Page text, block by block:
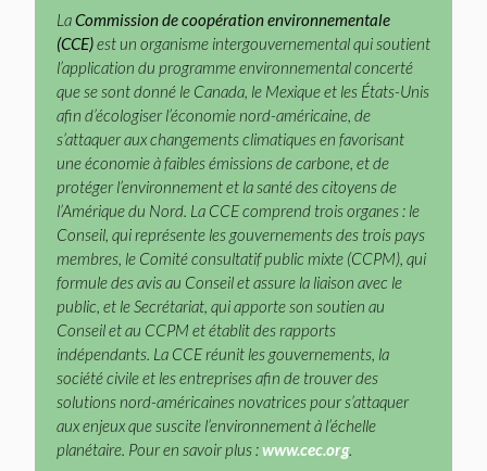
LaCommission de coopération environnementale
(CCE)est un organisme intergouvernemental qui soutient
l’application du programme environnemental concerté
que se sont donné le Canada, le Mexique et les États-Unis
afin d’écologiser l’économie nord-américaine, de
s’attaquer aux changements climatiques en favorisant
une économie à faibles émissions de carbone, et de
protéger l’environnement et la santé des citoyens de
l’Amérique du Nord. La CCE comprend trois organes : le
Conseil, qui représente les gouvernements des trois pays
membres, le Comité consultatif public mixte (CCPM), qui
formule des avis au Conseil et assure la liaison avec le
public, et le Secrétariat, qui apporte son soutien au
Conseil et au CCPM et établit des rapports
indépendants. La CCE réunit les gouvernements, la
société civile et les entreprises afin de trouver des
solutions nord-américaines novatrices pour s’attaquer
aux enjeux que suscite l’environnement à l’échelle
planétaire. Pour en savoir plus :www.cec.org.